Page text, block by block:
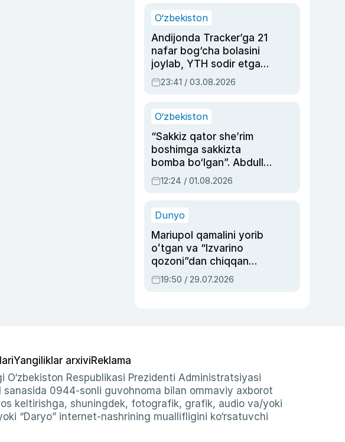
O‘zbekiston
Andijonda Tracker’ga 21
nafar bog‘cha bolasini
joylab, YTH sodir etgan
ayolga sud hukmi o‘qildi
23:41 / 03.08.2026
O‘zbekiston
“Sakkiz qator she’rim
boshimga sakkizta
bomba bo‘lgan”. Abdulla
Oripovni siyosiy
ayblovlardan asrab
12:24 / 01.08.2026
Dunyo
Mariupol qamalini yorib
oʻtgan va “Izvarino
qozoni”dan chiqqan
qahramon — Ukraina
armiyasi bosh
19:50 / 29.07.2026
Yangiliklar arxiviReklama
Respublikasi Prezidenti Administratsiyasi
0944-sonli guvohnoma bilan ommaviy axborot
keltirishga, shuningdek, fotografik, grafik, audio va/yoki
“Daryo” internet-nashrining muallifligini ko‘rsatuvchi